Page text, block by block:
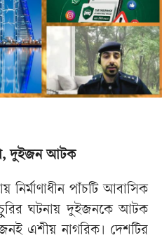
দুইজন আটক
নির্মাণাধীন পাঁচটি আবাসিক
ঘটনায় দুইজনকে আটক
এশীয় নাগরিক। দেশটির